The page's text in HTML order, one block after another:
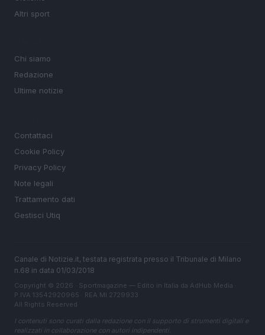
Altri sport
Chi siamo
Redazione
Ultime notizie
Contattaci
Cookie Policy
Privacy Policy
Note legali
Trattamento dati
Gestisci Utiq
Canale di Notizie.it, testata registrata presso il Tribunale di Milano
n.68 in data 01/03/2018
Copyright © 2026 · Sportmagazine — Edito in Italia da AdHub Media
P.IVA 13542920965 · REA MI 2729933
All Rights Reserved
I contenuti sono curati dalla redazione con il supporto di strumenti digitali e
realizzati in collaborazione con autori indipendenti.